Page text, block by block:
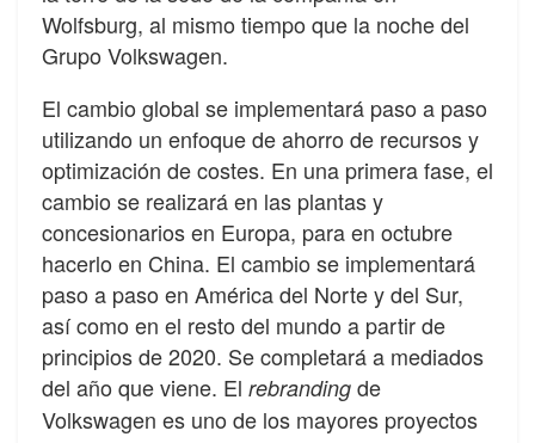
Wolfsburg, al mismo tiempo que la noche del
Grupo Volkswagen.
El cambio global se implementará paso a paso
utilizando un enfoque de ahorro de recursos y
optimización de costes. En una primera fase, el
cambio se realizará en las plantas y
concesionarios en Europa, para en octubre
hacerlo en China. El cambio se implementará
paso a paso en América del Norte y del Sur,
así como en el resto del mundo a partir de
principios de 2020. Se completará a mediados
del año que viene. El rebranding de
Volkswagen es uno de los mayores proyectos